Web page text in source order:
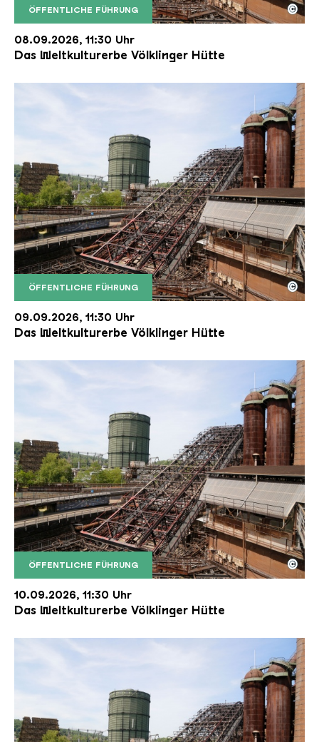
ÖFFENTLICHE FÜHRUNG
Der Erzschrägaufzug der Völklinger Hütte mit
Copyright: Weltkulturerbe Völklinger Hütte | Karl
©
08.09.2026, 11:30 Uhr
Das Weltkulturerbe Völklinger Hütte
ÖFFENTLICHE FÜHRUNG
Der Erzschrägaufzug der Völklinger Hütte mit
Copyright: Weltkulturerbe Völklinger Hütte | Karl
©
09.09.2026, 11:30 Uhr
Das Weltkulturerbe Völklinger Hütte
ÖFFENTLICHE FÜHRUNG
Der Erzschrägaufzug der Völklinger Hütte mit
Copyright: Weltkulturerbe Völklinger Hütte | Karl
©
10.09.2026, 11:30 Uhr
Das Weltkulturerbe Völklinger Hütte